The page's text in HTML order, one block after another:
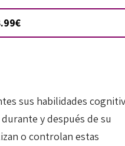
sus habilidades
y después de su
o controlan estas